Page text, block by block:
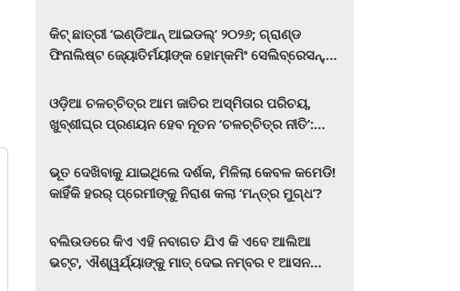
କିଟ୍‍ ଛାତ୍ରୀ ‘ଇଣ୍ଡିଆନ୍ ଆଇଡଲ୍‌’ ୨୦୨୬; ଗ୍ରାଣ୍ଡ
ଫିନାଲିଷ୍ଟ ଜ୍ୟୋତିର୍ମୟୀଙ୍କ ହୋମ୍‍କମିଂ ସେଲିବ୍ରେସନ୍‍,
ଓଡ଼ିଆ ଚଳଚ୍ଚିତ୍ର ଆମ ଜାତିର ଅସ୍ମିତାର ପରିଚୟ,
ଖୁବ୍‌ଶୀଘ୍ର ପ୍ରଣୟନ ହେବ ନୂତନ ‘ଚଳଚ୍ଚିତ୍ର ନୀତି’:
ଭୂତ ଦେଖିବାକୁ ଯାଇଥିଲେ ଦର୍ଶକ, ମିଳିଲା କେବଳ କମେଡି!
କାହିଁକି ହରର୍‌ ପ୍ରେମୀଙ୍କୁ ନିରାଶ କଲା ‘ମନ୍ତ୍ର ମୁଗ୍ଧ’?
ବଲିଉଡରେ କିଏ ଏହି ନବାଗତ ଯିଏ କି ଏବେ ଆଲିଆ
ଭଟ୍ଟ, ଐଶ୍ୱର୍ଯ୍ୟାଙ୍କୁ ମାତ୍‌ ଦେଇ ନମ୍ବର ୧ ଆସନ